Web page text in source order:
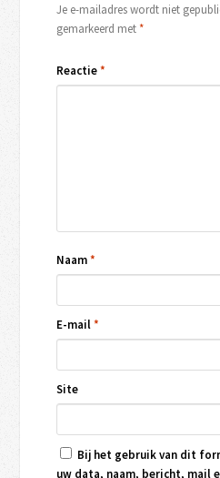
Je e-mailadres wordt niet
gemarkeerd met*
Reactie*
Naam*
E-mail*
Site
Bij het gebruik van dit
uw data, naam, bericht, mail